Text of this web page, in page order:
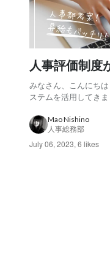
人事評価制度
みなさん、こんにち
ステムを活用してき
人事評価にしたい」
できるまでの道のりを
Mao Nishino
人事総務部
July 06, 2023, 6 likes